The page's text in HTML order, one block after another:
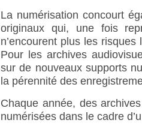
La numérisation concourt
originaux qui, une fois
n’encourent plus les
Pour les archives
sur de nouveaux supports
la pérennité des
Chaque année, des
numérisées dans le cadre